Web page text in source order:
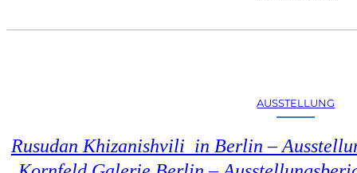
H
H
G
AUSSTELLUNG
Rusudan Khizanishvili in Berlin –